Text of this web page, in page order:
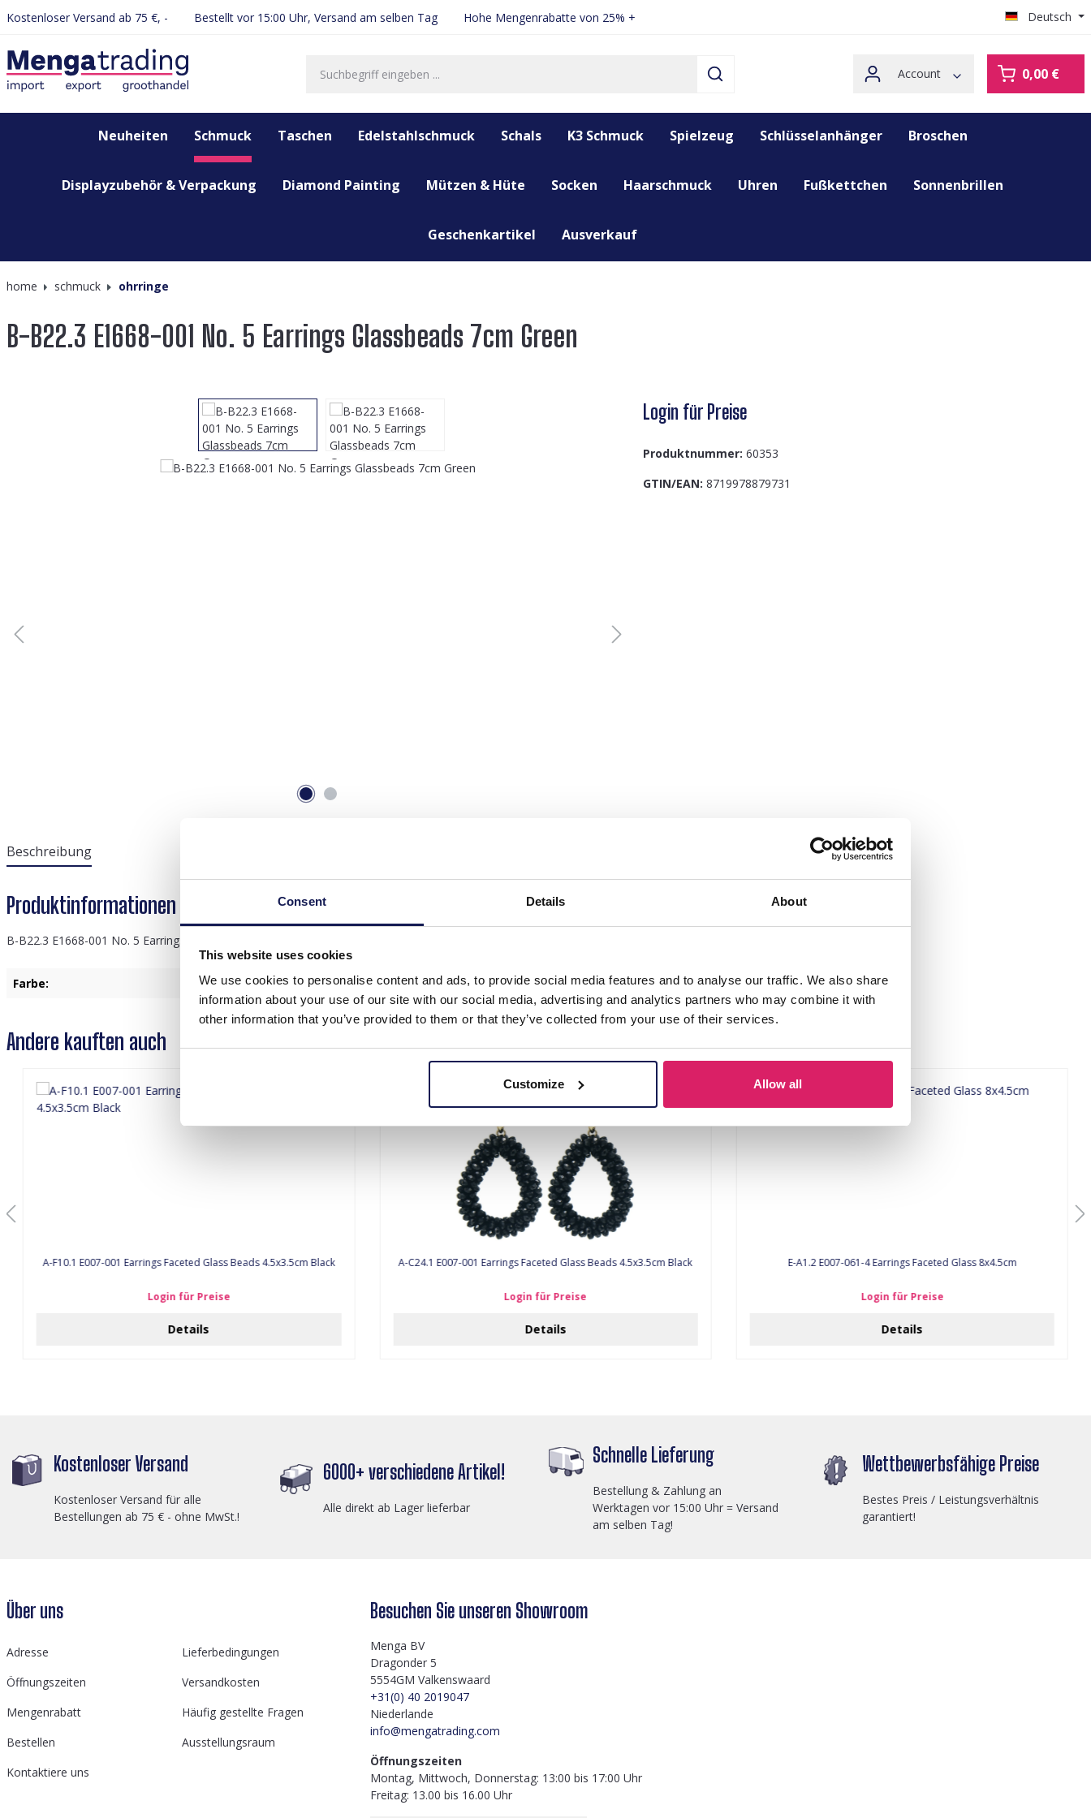
Consent Details About
This website uses cookies
We use cookies to personalise content and ads, to provide social media features and to analyse our traffic. We also share
information about your use of our site with our social media, advertising and analytics partners who may combine it with
other information that you’ve provided to them or that they’ve collected from your use of their services.
Customize Allow all
Zur Hauptnavigation springen
Kostenloser Versand ab 75 €, - Bestellt vor 15:00 Uhr, Versand am selben Tag Hohe Mengenrabatte von 25% + Deutsch
Account 0,00 €
Neuheiten Schmuck Taschen Edelstahlschmuck Schals K3 Schmuck Spielzeug Schlüsselanhänger Broschen
Displayzubehör & Verpackung Diamond Painting Mützen & Hüte Socken Haarschmuck Uhren Fußkettchen Sonnenbrillen
Geschenkartikel Ausverkauf
home schmuck ohrringe
B-B22.3 E1668-001 No. 5 Earrings Glassbeads 7cm Green
Login für Preise
Produktnummer: 60353
GTIN/EAN: 8719978879731
Beschreibung
Produktinformationen "B-B22.3 E1668-001 No. 5 Earrings Glassbeads 7cm Green"
B-B22.3 E1668-001 No. 5 Earrings Glassbeads 7cm Green
Farbe: Grün
Andere kauften auch
A-F10.1 E007-001 Earrings Faceted Glass Beads 4.5x3.5cm Black
Login für Preise
Details
A-C24.1 E007-001 Earrings Faceted Glass Beads 4.5x3.5cm Black
Login für Preise
Details
E-A1.2 E007-061-4 Earrings Faceted Glass 8x4.5cm
Login für Preise
Details
Kostenloser Versand
Kostenloser Versand für alle
Bestellungen ab 75 € - ohne MwSt.!
6000+ verschiedene Artikel!
Alle direkt ab Lager lieferbar
Schnelle Lieferung
Bestellung & Zahlung an
Werktagen vor 15:00 Uhr = Versand
am selben Tag!
Wettbewerbsfähige Preise
Bestes Preis / Leistungsverhältnis
garantiert!
Über uns
Adresse
Lieferbedingungen
Öffnungszeiten
Versandkosten
Mengenrabatt
Häufig gestellte Fragen
Bestellen
Ausstellungsraum
Kontaktiere uns
Besuchen Sie unseren Showroom
Menga BV
Dragonder 5
5554GM Valkenswaard
+31(0) 40 2019047
Niederlande
info@mengatrading.com
Öffnungszeiten
Montag, Mittwoch, Donnerstag: 13:00 bis 17:00 Uhr
Freitag: 13.00 bis 16.00 Uhr